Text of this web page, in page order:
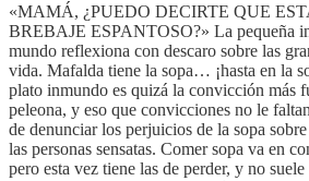
«MAMÁ, ¿PUEDO DECIRTE QUE
BREBAJE ESPANTOSO?» La pequeña
mundo reflexiona con descaro sobre las
vida. Mafalda tiene la sopa… ¡hasta en la
plato inmundo es quizá la convicción más
peleona, y eso que convicciones no le
de denunciar los perjuicios de la sopa
las personas sensatas. Comer sopa va en
pero esta vez tiene las de perder, y no